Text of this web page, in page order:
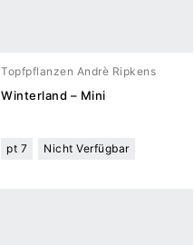
Topfpflanzen Andrè Ripkens
Winterland – Mini
pt 7 Nicht Verfügbar